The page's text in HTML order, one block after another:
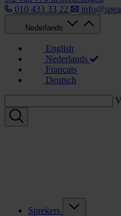
010 433 33 22
Nederlands
English
Nederlands
Français
Deutsch
Sprekers